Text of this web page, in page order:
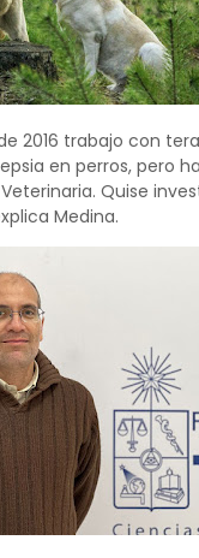
2016 trabajo con
en perros, pero
Quise
Medina.